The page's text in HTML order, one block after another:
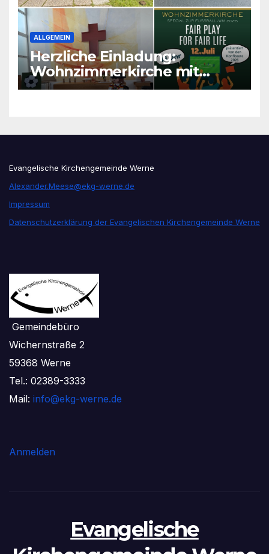
ALLGEMEIN
Herzliche Einladung:
Wohnzimmerkirche mit
unseren Konfis
Evangelische Kirchengemeinde Werne
Alexander.Meese@ekg-werne.de
Impressum
Datenschutzerklärung der Evangelischen Kirchengemeinde Werne
Gemeindebüro
Wichernstraße 2
59368 Werne
Tel.: 02389-3333
Mail: info@ekg-werne.de
Anmelden
Evangelische